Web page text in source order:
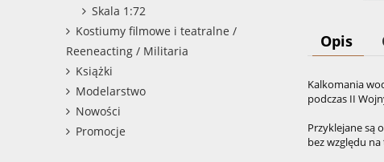
Skala 1:72
Kostiumy filmowe i teatralne /
Reeneacting / Militaria
Książki
Modelarstwo
Nowości
Promocje
Opis
Kalkomania
podczas II
Przyklejane są
bez względu